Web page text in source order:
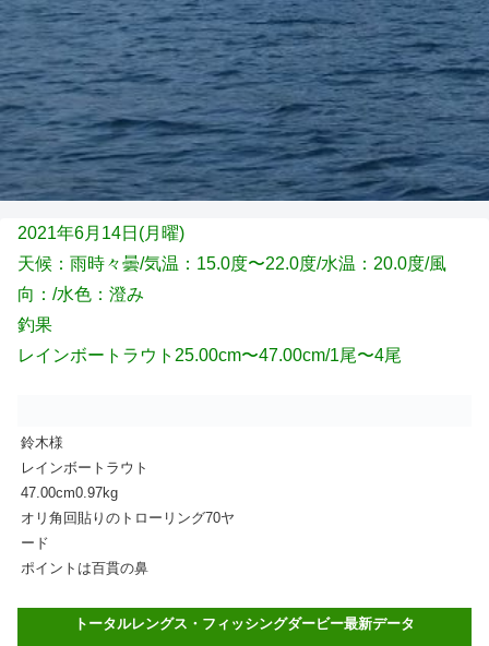
2021年6月14日(月 曜)
天候：雨時々曇/気温：15.0度〜22.0度/水温：20.0度/風
向：/水色：澄み
釣果
レインボートラウト25.00cm〜47.00cm/1尾〜4尾
鈴木様
レインボートラウト
47.00cm0.97kg
オリ角回貼りのトローリング70ヤ
ード
ポイントは百貫の鼻
トータルレングス・フィッシングダービー最新データ